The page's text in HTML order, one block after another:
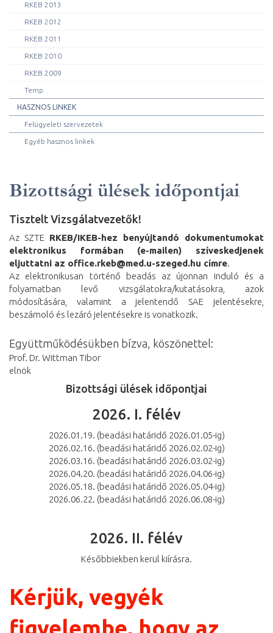
RKEB 2013
RKEB 2012
RKEB 2011
RKEB 2010
RKEB 2009
Temp
HASZNOS LINKEK
Felügyeleti szervezetek
Egyéb hasznos linkek
Bizottsági ülések időpontjai
Tisztelt Vizsgálatvezetők!
Az SZTE RKEB/IKEB-hez benyújtandó dokumentumokat
elektronikus formában (e-mailen) szíveskedjenek
eljuttatni az office.rkeb@med.u-szeged.hu címre.
Az elektronikusan történő beadás az újonnan induló és a
folyamatban levő vizsgálatokra/kutatásokra, azok
módosítására, valamint a jelentendő SAE jelentésekre,
beszámoló és lezáró jelentésekre is vonatkozik.
Együttműködésükben bízva, köszönettel:
Prof. Dr. Wittman Tibor
elnök
Bizottsági ülések időpontjai
2026. I. félév
2026.01.19. (beadási határidő 2026.01.05-ig)
2026.02.16. (beadási határidő 2026.02.02-ig)
2026.03.16. (beadási határidő 2026.03.02-ig)
2026.04.20. (beadási határidő 2026.04.06-ig)
2026.05.18. (beadási határidő 2026.05.04-ig)
2026.06.22. (beadási határidő 2026.06.08-ig)
2026. II. félév
Későbbiekben kerül kiírásra.
Kérjük, vegyék
figyelembe, hogy az